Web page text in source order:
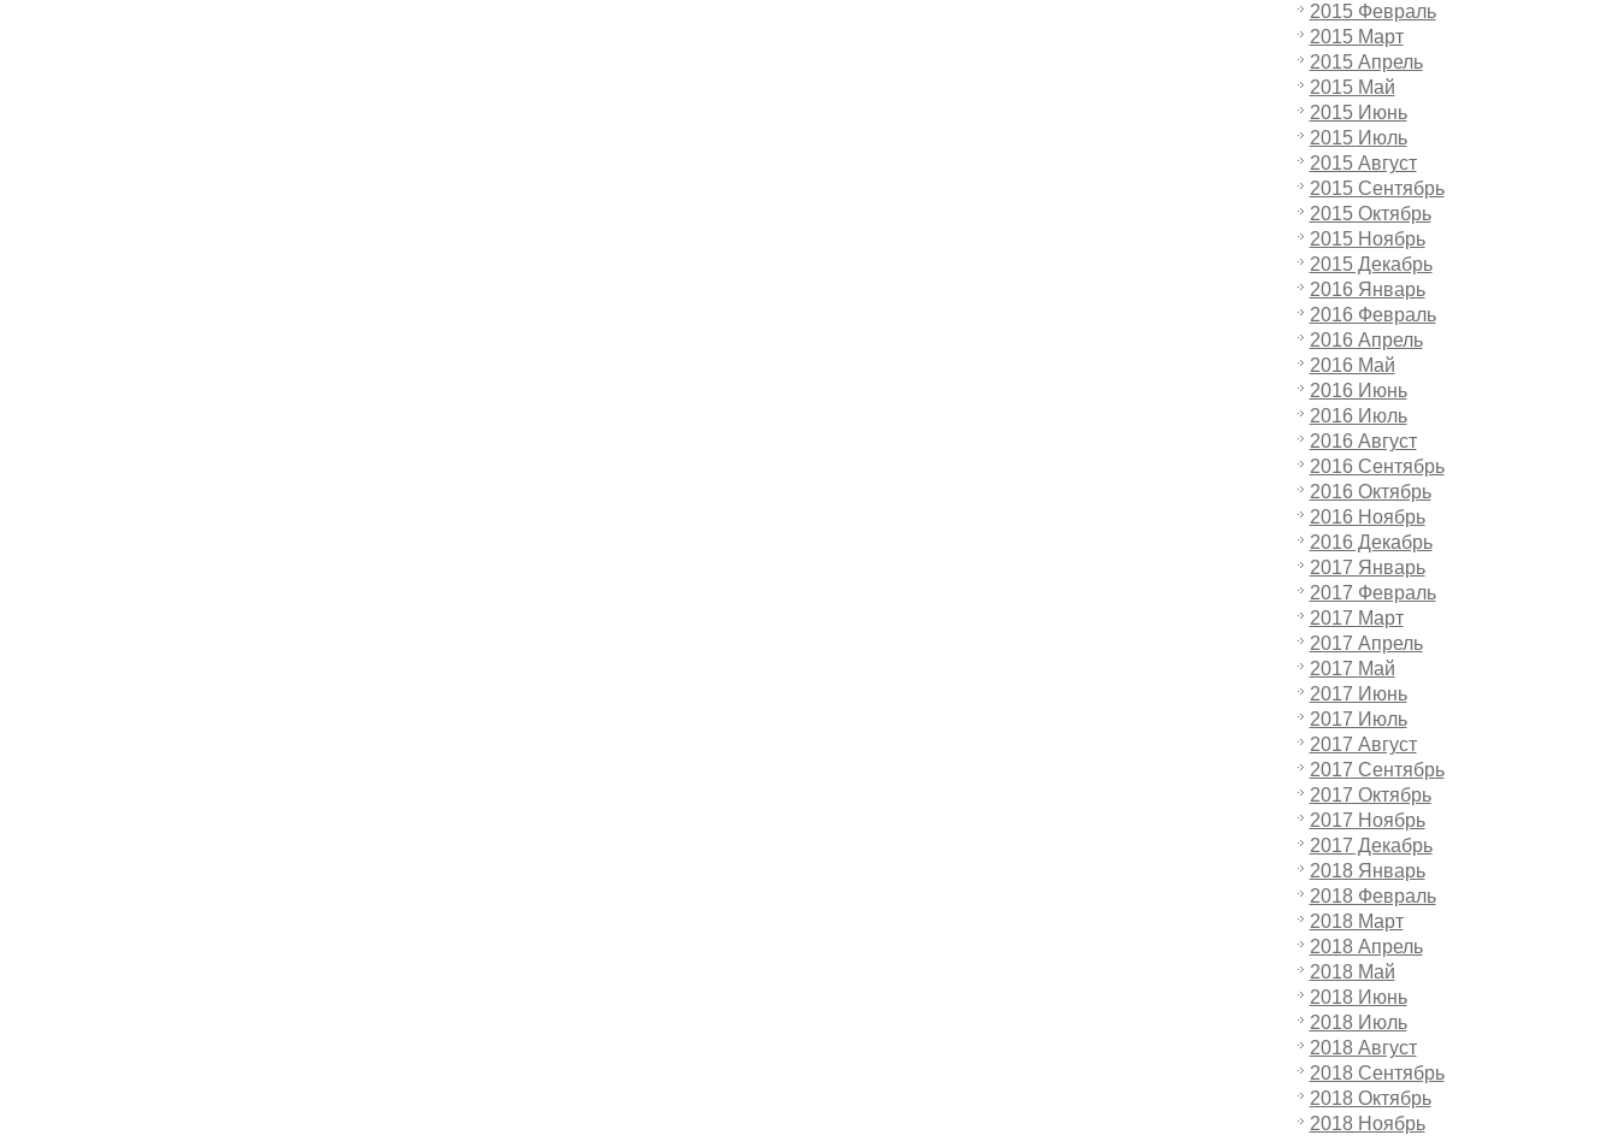
2015 Февраль
2015 Март
2015 Апрель
2015 Май
2015 Июнь
2015 Июль
2015 Август
2015 Сентябрь
2015 Октябрь
2015 Ноябрь
2015 Декабрь
2016 Январь
2016 Февраль
2016 Апрель
2016 Май
2016 Июнь
2016 Июль
2016 Август
2016 Сентябрь
2016 Октябрь
2016 Ноябрь
2016 Декабрь
2017 Январь
2017 Февраль
2017 Март
2017 Апрель
2017 Май
2017 Июнь
2017 Июль
2017 Август
2017 Сентябрь
2017 Октябрь
2017 Ноябрь
2017 Декабрь
2018 Январь
2018 Февраль
2018 Март
2018 Апрель
2018 Май
2018 Июнь
2018 Июль
2018 Август
2018 Сентябрь
2018 Октябрь
2018 Ноябрь